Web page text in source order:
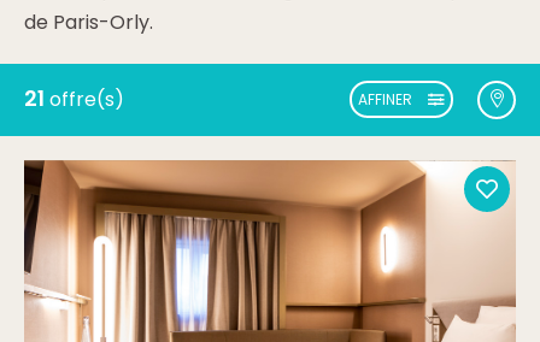
de Paris-Orly.
21 offre(s) AFFINER